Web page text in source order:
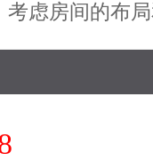
考虑房间的布